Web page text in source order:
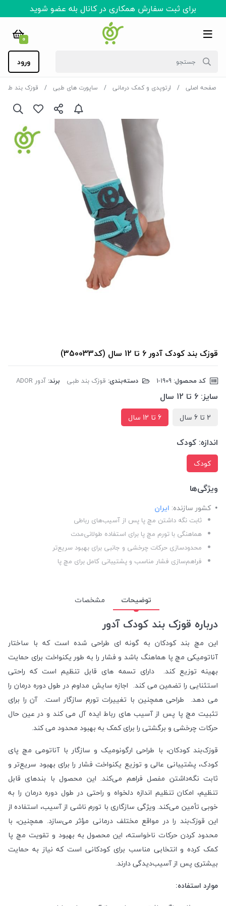
برای ثبت سفارش همکاری در کانال بله عضو شوید
0
ورود
صفحه اصلی ارتوپدی و کمک درمانی ساپورت های طبی قوزک بند طبی
قوزک بند کودک آدور 6 تا 12 سال (کد350033)
کد محصول: دسته‌بندی: قوزک بند طبی برند: آدور ADOR
سایز: 6 تا 12 سال
2 تا 6 سال 6 تا 12 سال
اندازه: کودک
کودک
ویژگی‌ها
کشور سازنده: ایران
ثابت نگه داشتن مچ پا پس از آسیب‌های رباطی
هماهنگی با تورم مچ پا برای استفاده طولانی‌مدت
محدودسازی حرکات چرخشی و جانبی برای بهبود سریع‌تر
فراهم‌سازی فشار مناسب و پشتیبانی کامل برای مچ پا
توضیحات مشخصات
درباره قوزک بند کودک آدور
این مچ بند کودکان به گونه ای طراحی شده است که با ساختار
آناتومیکی مچ پا هماهنگ باشد و فشار را به طور یکنواخت برای حمایت
بهینه توزیع کند. دارای تسمه های قابل تنظیم است که راحتی
استثنایی را تضمین می کند. اجازه سایش مداوم در طول دوره درمان را
می دهد. طراحی همچنین با تغییرات تورم سازگار است. آن را برای
تثبیت مچ پا پس از آسیب های رباط ایده آل می کند و در عین حال
حرکات چرخشی و برگشتی را برای کمک به بهبود محدود می کند.
قوزک‌بند کودکان، با طراحی ارگونومیک و سازگار با آناتومی مچ پای
کودک، پشتیبانی عالی و توزیع یکنواخت فشار را برای بهبود سریع‌تر و
ثابت نگه‌داشتن مفصل فراهم می‌کند. این محصول با بندهای قابل
تنظیم، امکان تنظیم اندازه دلخواه و راحتی در طول دوره درمان را به
خوبی تأمین می‌کند. ویژگی سازگاری با تورم ناشی از آسیب، استفاده از
این قوزک‌بند را در مواقع مختلف درمانی مؤثر می‌سازد. همچنین، با
محدود کردن حرکات ناخواسته، این محصول به بهبود و تقویت مچ پا
کمک کرده و انتخابی مناسب برای کودکانی است که نیاز به حمایت
بیشتری پس از آسیب‌دیدگی دارند.
موارد استفاده: